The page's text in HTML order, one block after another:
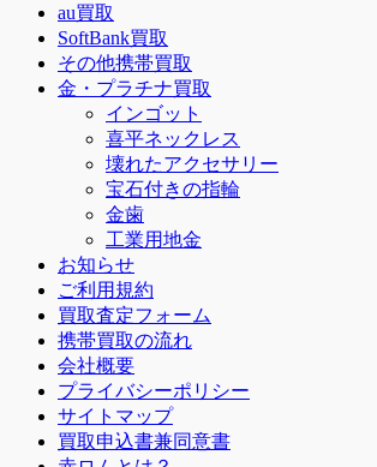
au買取
SoftBank買取
その他携帯買取
金・プラチナ買取
インゴット
喜平ネックレス
壊れたアクセサリー
宝石付きの指輪
金歯
工業用地金
お知らせ
ご利用規約
買取査定フォーム
携帯買取の流れ
会社概要
プライバシーポリシー
サイトマップ
買取申込書兼同意書